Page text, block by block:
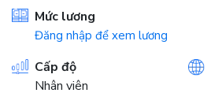
Mức lương
Đăng nhập để xem lương
Cấp độ
Nhân viên